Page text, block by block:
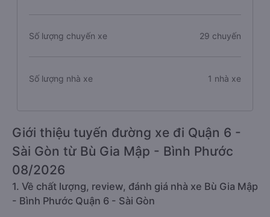
Số lượng chuyến xe 29 chuyến
Số lượng nhà xe 1 nhà xe
Giới thiệu tuyến đường xe đi Quận 6 -
Sài Gòn từ Bù Gia Mập - Bình Phước
08/2026
1. Về chất lượng, review, đánh giá nhà xe Bù Gia Mập
- Bình Phước Quận 6 - Sài Gòn